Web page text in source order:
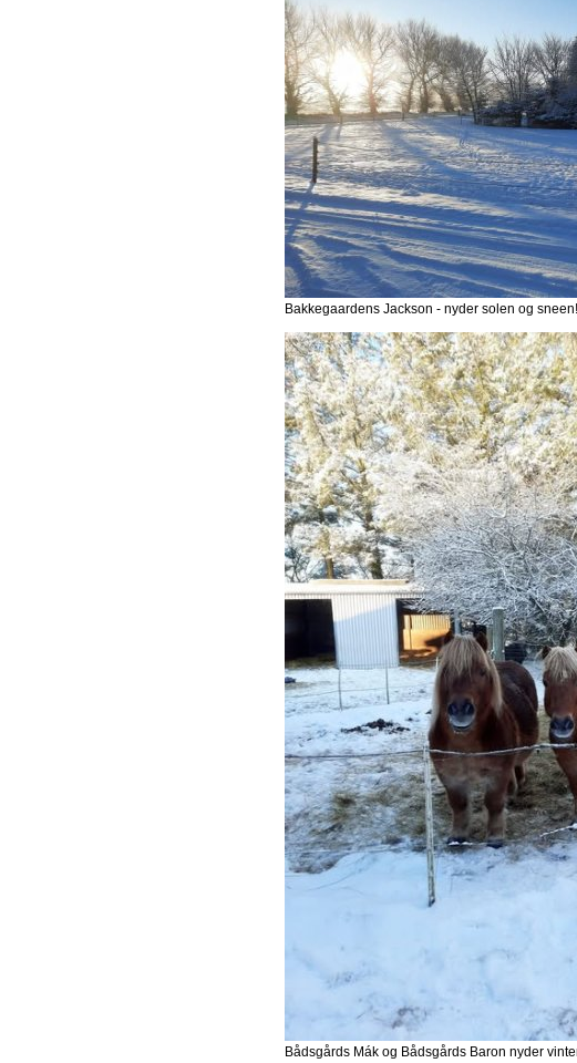
Bakkegaardens Jackson - nyder solen og sneen!
Bådsgårds Mák og Bådsgårds Baron nyder